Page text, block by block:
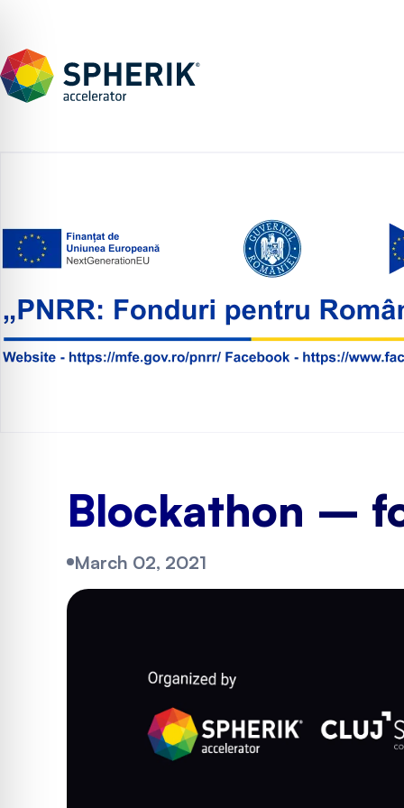
Blockathon –
March 02, 2021